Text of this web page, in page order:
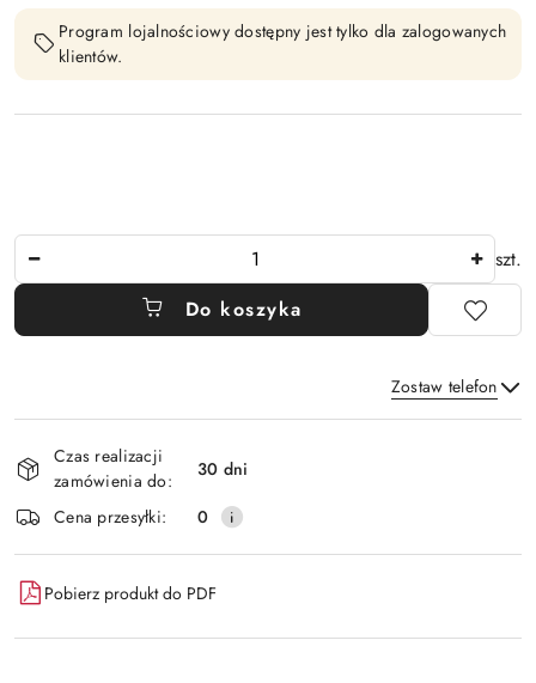
Program lojalnościowy dostępny jest tylko dla zalogowanych
klientów.
szt.
Do koszyka
Zostaw telefon
i
dostawa
Czas realizacji
zamówienia do:
30 dni
Cena przesyłki:
0
Pobierz produkt do PDF